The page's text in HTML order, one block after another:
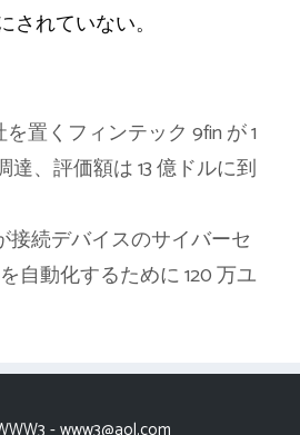
れていない。
置くフィンテック 9fin が 1
達、評価額は 13 億ドルに到
接続デバイスのサイバーセ
自動化するために 120 万ユ